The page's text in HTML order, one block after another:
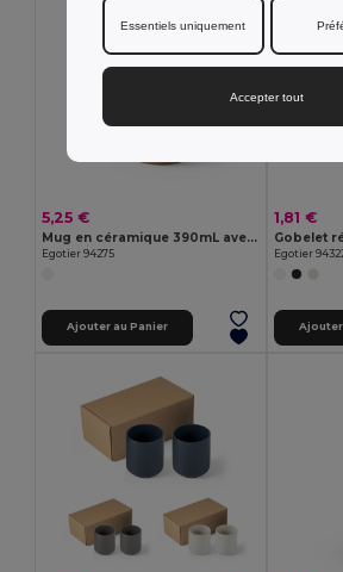
5,25 €
Mug en céramique 390mL avec revêtement pour sublimation
Egotier 94275
Ajouter au Panier
1,81 €
Egotier
Ajouter
Essentiels uniquement
Accepter tout